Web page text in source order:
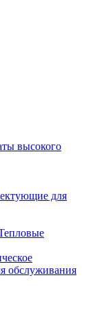
высокого
для
обслуживания